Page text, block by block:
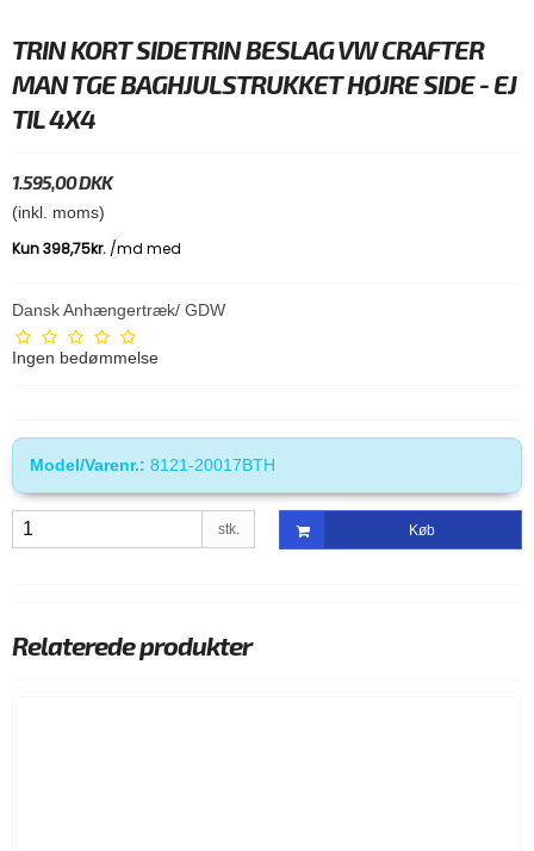
TRIN KORT SIDETRIN BESLAG VW CRAFTER
MAN TGE BAGHJULSTRUKKET HØJRE SIDE - EJ
TIL 4X4
1.595,00 DKK
(inkl. moms)
Dansk Anhængertræk/ GDW
Ingen bedømmelse
Model/Varenr.: 8121-20017BTH
stk. Køb
Relaterede produkter